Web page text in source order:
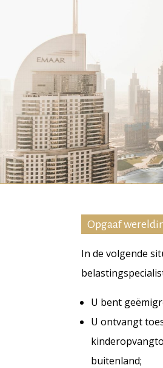
Opgaaf
In de volgende
U bent
U ontvangt
buitenland;